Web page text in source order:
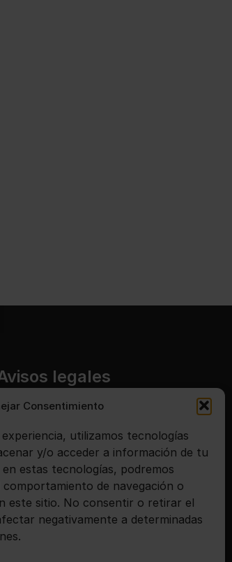
Consentimiento
utilizamos tecnologías
y/o acceder a información de tu
estas tecnologías, podremos
de navegación o
este sitio. No consentir o retirar el
negativamente a determinadas
legales
legal
de privacidad
Política de cookies